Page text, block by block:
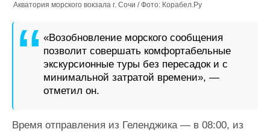
Акватория морского вокзала г. Сочи / Фото: Корабел.Ру
«Возобновление морского сообщения
позволит совершать комфортабельные
экскурсионные туры без пересадок и с
минимальной затратой времени», —
отметил он.
Время отправления из Геленджика — в 08:00, из